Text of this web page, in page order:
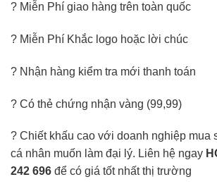
? Miễn Phí giao hàng trên toàn quốc
? Miễn Phí Khắc logo hoặc lời chúc
? Nhận hàng kiểm tra mới thanh toán
? Có thẻ chứng nhận vàng (99,99)
? Chiết khấu cao với doanh nghiệp mua
cá nhân muốn làm đại lý. Liên hệ ngay
242 696 để có giá tốt nhất thị trường